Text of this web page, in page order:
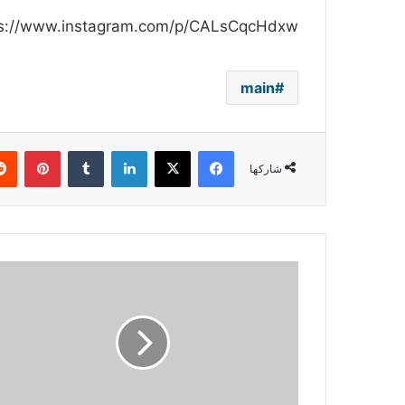
www.instagram.com/p/CALsCqcHdxw/
main
شاركها
فيسبوك ‫X لينكدإن